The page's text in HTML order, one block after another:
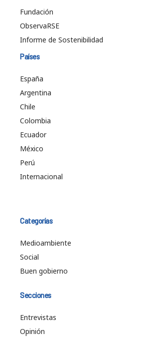
Fundación
ObservaRSE
Informe de Sostenibilidad
Países
España
Argentina
Chile
Colombia
Ecuador
México
Perú
Internacional
Categorías
Medioambiente
Social
Buen gobierno
Secciones
Entrevistas
Opinión